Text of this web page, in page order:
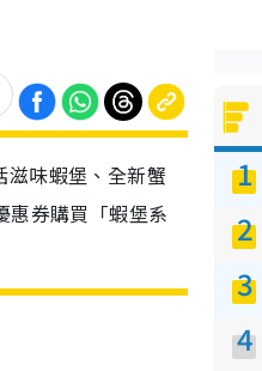
滋味蝦堡、全新蟹
惠券購買「蝦堡系
1
2
3
4